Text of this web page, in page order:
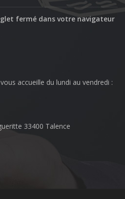
fermé dans votre navigateur
accueille du lundi au vendredi :
33400 Talence